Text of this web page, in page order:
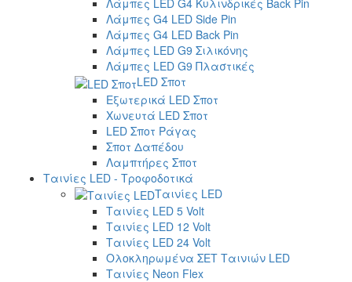
Λάμπες LED G4 Κυλινδρικές Back Pin
Λάμπες G4 LED Side Pin
Λάμπες G4 LED Back Pin
Λάμπες LED G9 Σιλικόνης
Λάμπες LED G9 Πλαστικές
LED Σποτ
Εξωτερικά LED Σποτ
Χωνευτά LED Σποτ
LED Σποτ Ράγας
Σποτ Δαπέδου
Λαμπτήρες Σποτ
Ταινίες LED - Τροφοδοτικά
Ταινίες LED
Ταινίες LED 5 Volt
Ταινίες LED 12 Volt
Ταινίες LED 24 Volt
Ολοκληρωμένα ΣΕΤ Ταινιών LED
Ταινίες Neon Flex